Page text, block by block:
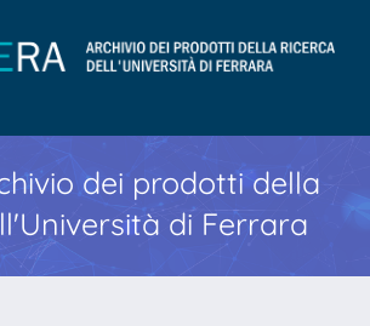
dei prodotti della
di Ferrara